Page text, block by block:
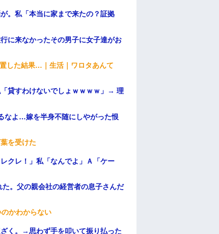
。私「本当に家まで来たの？証拠
に来なかったその男子に女子達がお
した結果…｜生活｜ワロタあんて
貸すわけないでしょｗｗｗｗ」→ 理
なよ…嫁を半身不随にしやがった恨
を受けた
クレ！」私「なんでよ」Ａ「ケー
。父の親会社の経営者の息子さんだ
かわからない
く。→思わず手を叩いて振り払った